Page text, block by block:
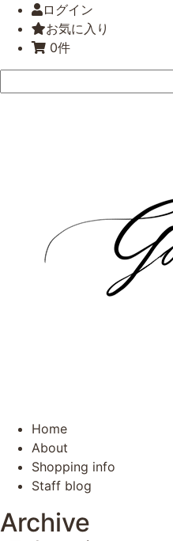
ログイン
お気に入り
0件
Home
About
Shopping info
Staff blog
Archive